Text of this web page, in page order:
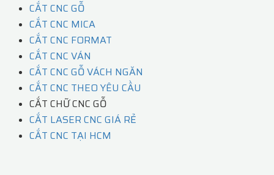
CẮT CNC GỖ
CẮT CNC MICA
CẮT CNC FORMAT
CẮT CNC VÁN
CẮT CNC GỖ VÁCH NGĂN
CẮT CNC THEO YÊU CẦU
CẮT CHỮ CNC GỖ
CẮT LASER CNC GIÁ RẺ
CẮT CNC TẠI HCM